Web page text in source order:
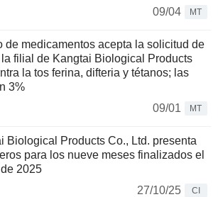
09/04
MT
de medicamentos acepta la solicitud de
filial de Kangtai Biological Products
la tos ferina, difteria y tétanos; las
3%
09/01
MT
Biological Products Co., Ltd. presenta
para los nueve meses finalizados el
2025
27/10/25
CI